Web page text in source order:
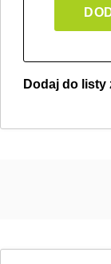
Jeden
Dodaj do listy